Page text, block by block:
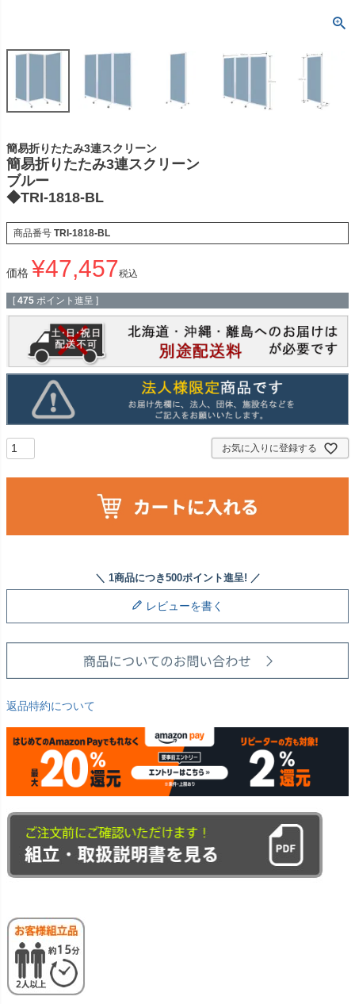
簡易折りたたみ3連スクリーン
簡易折りたたみ3連スクリーン
ブルー
◆TRI-1818-BL
商品番号 TRI-1818-BL
価格 ¥47,457税込
[ 475 ポイント進呈 ]
お気に入りに登録する
レビューを書く
返品特約について